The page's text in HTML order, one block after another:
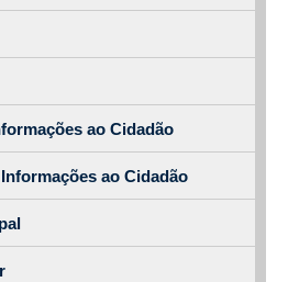
ao Cidadão
ao Cidadão